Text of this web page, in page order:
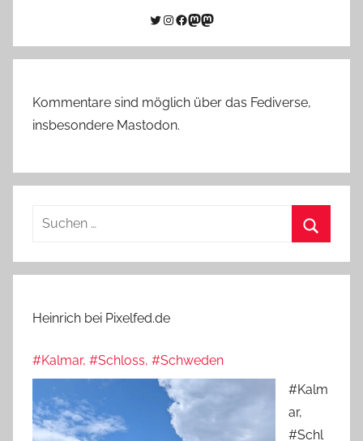
Twitter
Instagram
Facebook
Link zu Mastodon
Mastodon
Kommentare sind möglich über das Fediverse,
insbesondere Mastodon.
Suchen
Heinrich bei Pixelfed.de
#Kalmar, #Schloss, #Schweden
#Kalm
ar,
#Schl